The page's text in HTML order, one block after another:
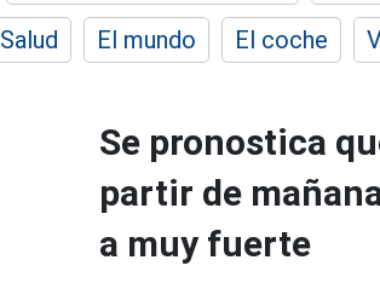
Salud El mundo El coche
Se pronostica
partir de
a muy fuerte